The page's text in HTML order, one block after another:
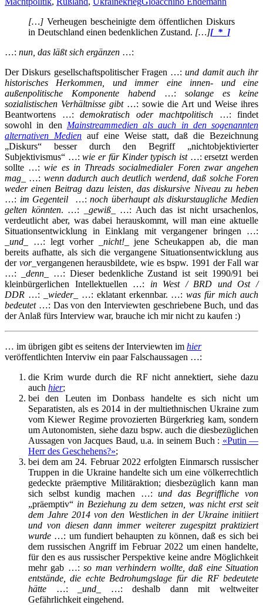
[…] Verheugen bescheinigte dem öffentlichen Diskurs
in Deutschland einen bedenklichen Zustand. […][_*_]
…: nun, das läßt sich ergänzen …:
Der Diskurs gesellschaftspolitischer Fragen …:und damit auch ihr
historisches Herkommen, und immer eine innen- und eine
außenpolitische Komponente habend …: solange es keine
sozialistischen Verhältnisse gibt…: sowie die Art und Weise ihres
Beantwortens …: demokratisch oder machtpolitisch …: findet
sowohl in den Mainstreammedien als auch in den sogenannten
alternativen Medien auf eine Weise statt, daß die Bezeichnung
„Diskurs“ besser durch den Begriff „nichtobjektivierter
Subjektivismus“ …:wie er für Kinder typisch ist…: ersetzt werden
sollte …:wie es in Threads socialmedialer Foren zwar angehen
mag _ …: wenn dadurch auch deutlich werdend, daß solche Foren
weder einen Beitrag dazu leisten, das diskursive Niveau zu heben
…: im Gegenteil …:noch überhaupt als diskurstaugliche Medien
gelten könnten. …: _ gewiß_ …: Auch das ist nicht ursachenlos,
verdeutlicht aber, was dabei herauskommt, will man eine aktuelle
Situationsentwicklung in Einklang mit vergangener bringen …:
und _ …: legt vorher _ nicht!_ jene Scheukappen ab, die man
bereits aufhatte, als sich die vergangene Situationsentwicklung aus
der vor_vergangenen herausbildete, wie es bspw. 1991 der Fall war
…: _ denn_ …: Dieser bedenkliche Zustand ist seit 1990/91 bei
kleinbürgerlichen Intellektuellen …: in West / BRD und Ost /
DDR …: _ wieder_ …: eklatant erkennbar. …:was für mich auch
bedeutet…: Das von den Interviewten geschriebene Buch, und das
der Anlaß fürs Interview war, brauche ich mir nicht zu kaufen :)
… im übrigen gibt es seitens der Interviewten im hier
veröffentlichten Interviw ein paar Falschaussagen …:
die Krim wurde durch die RF nicht annektiert, siehe dazu
auch hier;
bei den Leuten im Donbass handelte es sich nicht um
Separatisten, als es 2014 in der multiethnischen Ukraine zum
vom Kiewer Regime provozierten Bürgerkrieg kam, sondern
um Autonomisten, siehe dazu bspw. auch die diesbezüglichen
Aussagen von Jacques Baud, u.a. in seinem Buch : «Putin —
Herr des Geschehens?»;
bei dem am 24. Februar 2022 erfolgten Einmarsch russischer
Truppen in die Ukraine handelte sich um eine völkerrechtlich
gedeckte präemptive Militäraktion; diesbezüglich kann man
sich selbst kundig machen …:und das Begriffliche von
„präemptiv“ in Beziehung zu dem setzen, was nicht erst seit
dem Jahre 2014 von den Westlichen in der Ukraine initiiert
und von diesen dann immer weiterer zugespitzt praktiziert
wurde …: um fundiert behaupten zu können, daß es sich bei
dem russischen Angriff im Februar 2022 um einen handelte,
für den es aus russischer Perspektive keine andre Möglichkeit
mehr gab …:so man verhindern wollte, daß eine Situation
entstände, die echte Bedrohumgslage für die RF bedeutete
hätte …: _und _ …: deshalb dann mit weltweiter
Gefährlichkeit eingehend.